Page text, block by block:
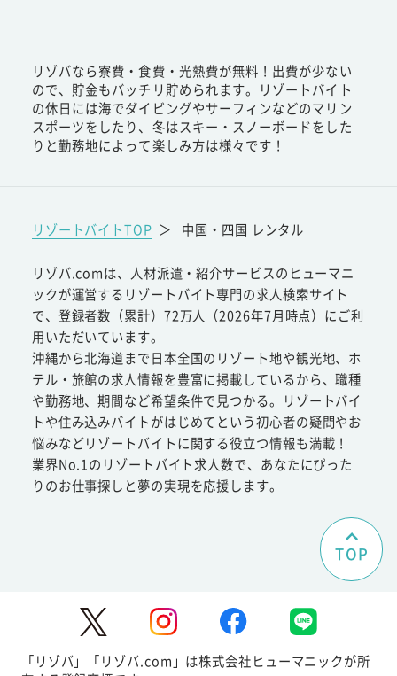
リゾバなら寮費・食費・光熱費が無料！出費が少ない
ので、貯金もバッチリ貯められます。リゾートバイト
の休日には海でダイビングやサーフィンなどのマリン
スポーツをしたり、冬はスキー・スノーボードをした
りと勤務地によって楽しみ方は様々です！
リゾートバイトTOP ＞ 中国・四国 レンタル
リゾバ.comは、人材派遣・紹介サービスのヒューマニ
ックが運営するリゾートバイト専門の求人検索サイト
で、登録者数（累計）72万人（2026年7月時点）にご利
用いただいています。
沖縄から北海道まで日本全国のリゾート地や観光地、ホ
テル・旅館の求人情報を豊富に掲載しているから、職種
や勤務地、期間など希望条件で見つかる。リゾートバイ
トや住み込みバイトがはじめてという初心者の疑問やお
悩みなどリゾートバイトに関する役立つ情報も満載！
業界No.1のリゾートバイト求人数で、あなたにぴった
りのお仕事探しと夢の実現を応援します。
TOP
「リゾバ」「リゾバ.com」は株式会社ヒューマニックが所